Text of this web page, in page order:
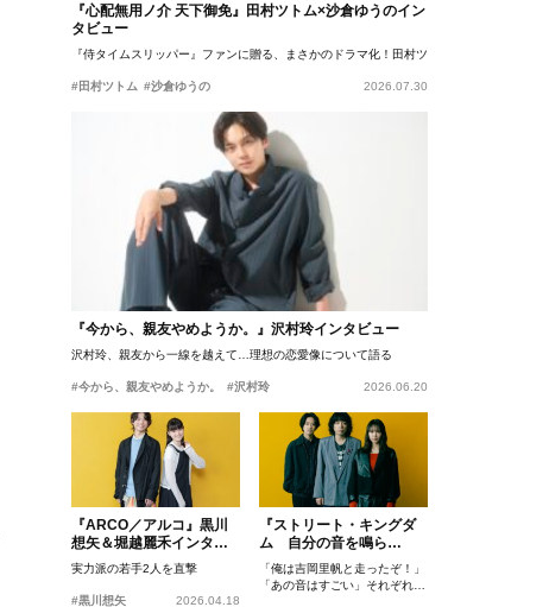
『心配無用ノ介 天下御免』田村ツトム×沙倉ゆうのイン
タビュー
『侍タイムスリッパー』ファンに贈る、まさかのドラマ化！田村ツトム×沙倉ゆうのが語
#田村ツトム #沙倉ゆうの 2026.07.30
『今から、親友やめようか。』沢村玲インタビュー
沢村玲、親友から一線を越えて…理想の恋愛像について語る
#今から、親友やめようか。 #沢村玲 2026.06.20
『ARCO／アルコ』黒川
想矢＆堀越麗禾インタビ
ュー
実力派の若手2人を直撃
#黒川想矢 2026.04.18
『ストリート・キングダ
ム 自分の音を鳴ら
せ。』峯田和伸、若葉竜
也、吉岡里帆インタビュ
ー
「俺は吉岡里帆と走ったぞ！」
「あの音はすごい」それぞれの